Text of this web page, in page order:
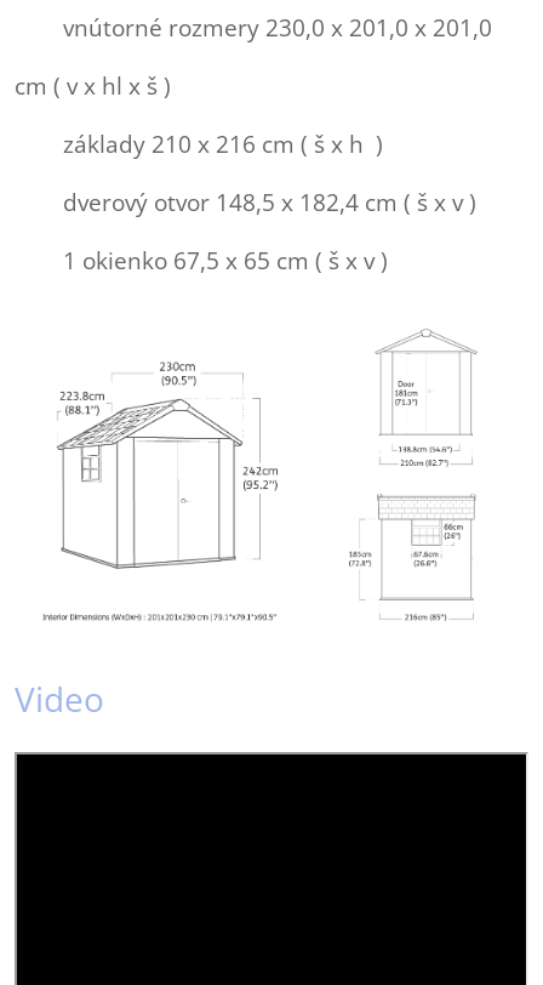
vnútorné rozmery 230,0 x 201,0 x 201,0
cm ( v x hl x š )
základy 210 x 216 cm ( š x h )
dverový otvor 148,5 x 182,4 cm ( š x v )
1 okienko 67,5 x 65 cm ( š x v )
Video